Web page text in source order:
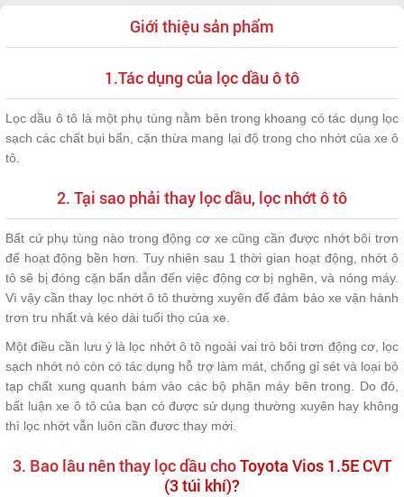
Giới thiệu sản phẩm
1.Tác dụng của lọc dầu ô tô
Lọc dầu ô tô là một phụ tùng nằm bên trong khoang có tác dụng lọc
sạch các chất bụi bẩn, cặn thừa mang lại độ trong cho nhớt của xe ô
tô.
2. Tại sao phải thay lọc dầu, lọc nhớt ô tô
Bất cứ phụ tùng nào trong động cơ xe cũng cần được nhớt bôi trơn
để hoạt động bền hơn. Tuy nhiên sau 1 thời gian hoạt động, nhớt ô
tô sẽ bị đóng cặn bẩn dẫn đến việc động cơ bị nghẽn, và nóng máy.
Vì vậy cần thay lọc nhớt ô tô thường xuyên để đảm bảo xe vận hành
trơn tru nhất và kéo dài tuổi thọ của xe.
Một điều cần lưu ý là lọc nhớt ô tô ngoài vai trò bôi trơn động cơ, lọc
sạch nhớt nó còn có tác dụng hỗ trợ làm mát, chống gỉ sét và loại bỏ
tạp chất xung quanh bám vào các bộ phận máy bên trong. Do đó,
bất luận xe ô tô của bạn có được sử dụng thường xuyên hay không
thì lọc nhớt vẫn luôn cần đươc thay mới.
3. Bao lâu nên thay lọc dầu choToyota Vios 1.5E CVT
(3 túi khí)?